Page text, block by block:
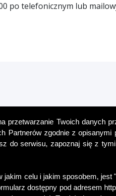
po telefonicznym lub
przetwarzanie Twoich danych
Partnerów zgodnie z opisanymi
do serwisu, zapoznaj się z
celu i jakim sposobem, jest
dostępny pod adresem